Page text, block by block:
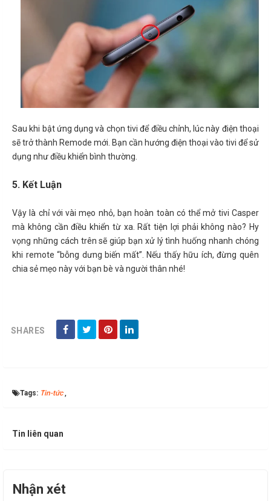
Sau khi bật ứng dụng và chọn tivi để điều chỉnh, lúc này điện thoại
sẽ trở thành Remode mới. Bạn cần hướng điện thoại vào tivi để sử
dụng như điều khiển bình thường.
5. Kết Luận
Vậy là chỉ với vài mẹo nhỏ, bạn hoàn toàn có thể mở tivi Casper
mà không cần điều khiển từ xa. Rất tiện lợi phải không nào? Hy
vọng những cách trên sẽ giúp bạn xử lý tình huống nhanh chóng
khi remote “bỗng dưng biến mất”. Nếu thấy hữu ích, đừng quên
chia sẻ mẹo này với bạn bè và người thân nhé!
SHARES
Tags: Tin-tức,
Tin liên quan
Nhận xét